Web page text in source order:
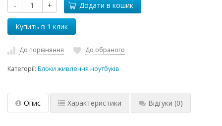
- + Додати в кошик
До порівняння До обраного
Категорії: Блоки живлення ноутбуків
Опис Характеристики Відгуки (0)